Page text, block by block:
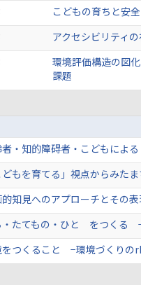
こどもの育ちと安
アクセシビリティ
環境評価構造の図
課題
者・知的障碍者・こどもによ
どもを育てる」視点からみた
知見へのアプローチとその
・たてもの・ひと をつくる
をつくること −環境づくりの